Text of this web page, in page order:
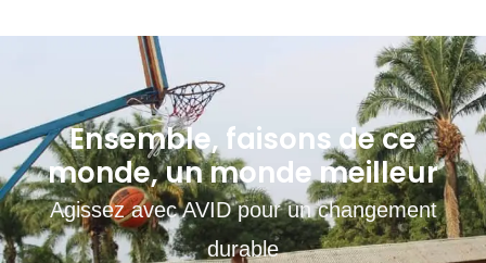
Ensemble, faisons de ce
monde, un monde meilleur
Agissez avec AVID pour un changement
durable